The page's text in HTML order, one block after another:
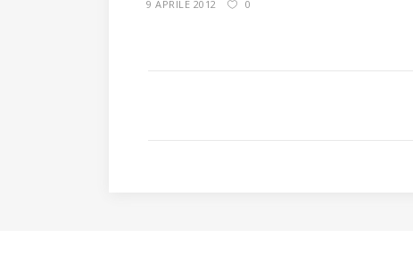
9 APRILE 2012 0